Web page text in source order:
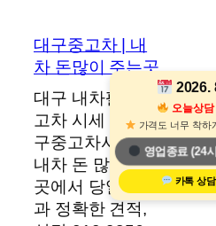
대구중고차 | 내
차 돈많이 주는곳
대구 내차팔기·중
고차 시세 전문 대
구중고차사이트.
내차 돈 많이 주는
곳에서 당일 현금
과 정확한 견적,
2026.
오늘상담
가격도 너무 착하
영업종료 (24
카톡 상